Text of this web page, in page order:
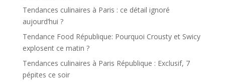
Tendances culinaires à Paris : ce détail ignoré
aujourd’hui ?
Tendance Food République: Pourquoi Crousty et Swicy
explosent ce matin ?
Tendances culinaires à Paris République : Exclusif, 7
pépites ce soir